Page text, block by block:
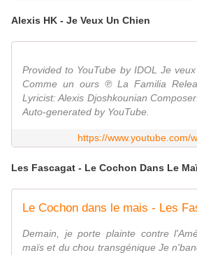
Alexis HK - Je Veux Un Chien
Provided to YouTube by IDOL Je
Comme un ours ℗ La Familia
Lyricist: Alexis Djoshkounian
Auto-generated by YouTube.
https://www.youtube.com/
Les Fascagat - Le Cochon Dans Le
Demain, je porte plainte contre
maïs et du chou transgénique Je